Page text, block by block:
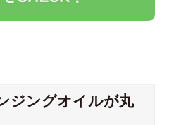
ジングオイルが丸